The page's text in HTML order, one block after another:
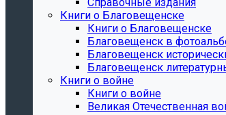
Книги о Благовещенске
Книги о Благовещенске
Благовещенск в
Благовещенск
Благовещенск
Книги о войне
Книги о войне
Великая Отечественная